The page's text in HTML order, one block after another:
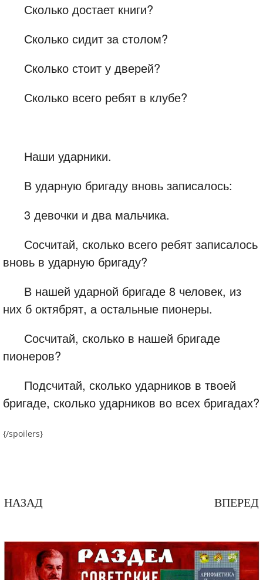
Сколько достает книги?
Сколько сидит за столом?
Сколько стоит у дверей?
Сколько всего ребят в клубе?
Наши ударники.
В ударную бригаду вновь записалось:
3 девочки и два мальчика.
Сосчитай, сколько всего ребят записалось
вновь в ударную бригаду?
В нашей ударной бригаде 8 человек, из
них б октябрят, а остальные пионеры.
Сосчитай, сколько в нашей бригаде
пионеров?
Подсчитай, сколько ударников в твоей
бригаде, сколько ударников во всех бригадах?
{/spoilers}
НАЗАД ВПЕРЕД